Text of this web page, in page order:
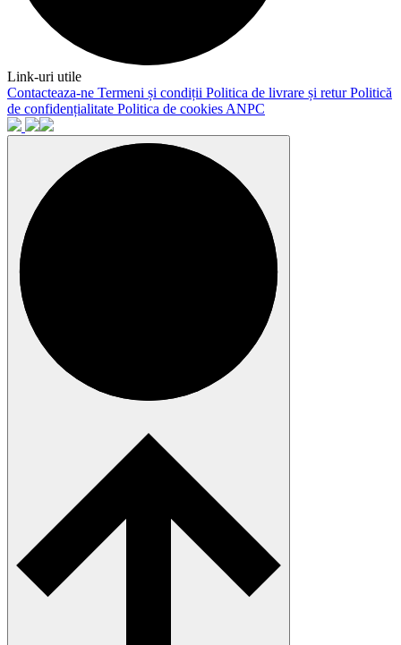
Link-uri utile
Contacteaza-ne Termeni și condiții Politica de livrare și returPolitică
de confidențialitate Politica de cookies ANPC